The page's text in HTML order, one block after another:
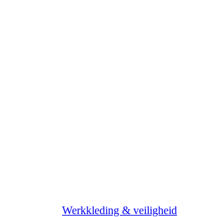
Werkkleding & veiligheid